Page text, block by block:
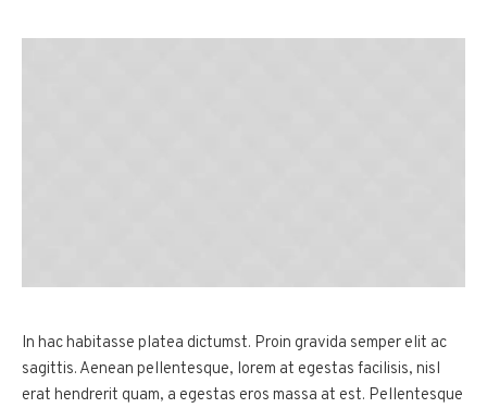
In hac habitasse platea dictumst. Proin gravida semper elit ac
sagittis. Aenean pellentesque, lorem at egestas facilisis, nisl
erat hendrerit quam, a egestas eros massa at est. Pellentesque